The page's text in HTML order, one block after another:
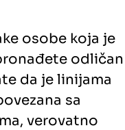
osobe koja je
odličan
da je linijama
sa
verovatno